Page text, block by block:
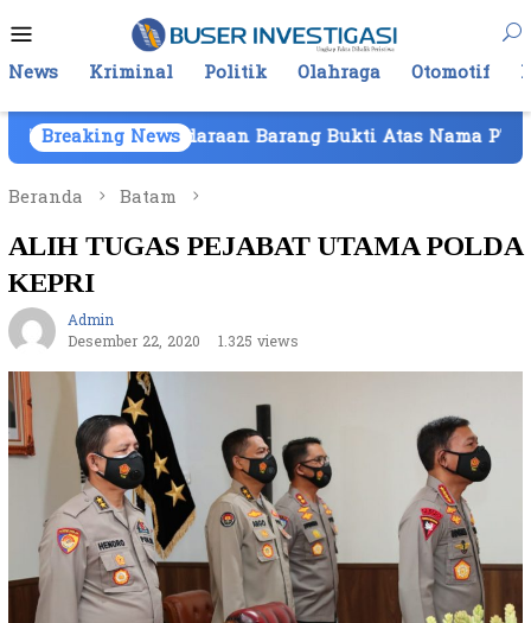
ke
kontenMobile
News Kriminal Politik Olahraga Otomotif
Breaking News
Barang Bukti Atas Nama PT Mitra Usaha
Beranda
Batam
ALIH TUGAS PEJABAT UTAMA POLDA
KEPRI
Admin
Desember 22, 2020
1.325 views